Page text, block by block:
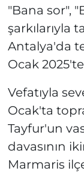
"Bana sor",
şarkılarıyla
Antalya'da
Ocak
Vefatıyla
Ocak'ta
Tayfur'un
davasının
Marmaris